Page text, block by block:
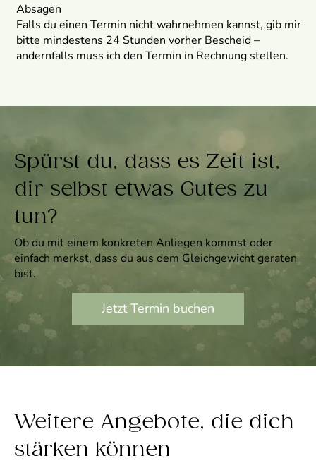
Absagen
Falls du einen Termin nicht wahrnehmen kannst, gib mir
bitte mindestens 24 Stunden vorher Bescheid –
andernfalls muss ich den Termin in Rechnung stellen.
Spürst du, dass es Zeit ist,
dir selbst etwas Gutes zu
tun?
Ob du mit einem konkreten Anliegen kommst oder
einfach merkst, dass du aus dem Gleichgewicht geraten
bist.
Jetzt Termin buchen
Weitere Angebote, die dich
stärken können